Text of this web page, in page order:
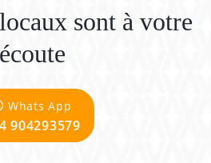
sont à votre
écoute
Whats App
904293579